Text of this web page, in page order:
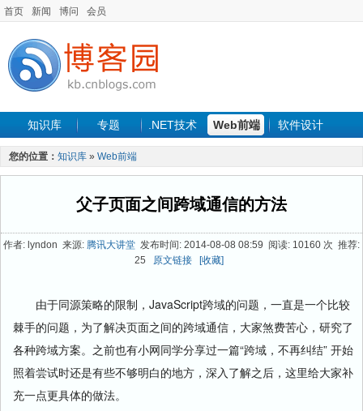
首页 新闻 博问 会员
知识库 专题 .NET技术 Web前端 软件设计
手机开发 软件工程
最新文章
您的位置： 知识库 » Web前端
父子页面之间跨域通信的方法
作者: lyndon 来源: 腾讯大讲堂 发布时间: 2014-08-08 08:59 阅读: 10160 次 推荐:
25 原文链接 [收藏]
由于同源策略的限制，JavaScript跨域的问题，一直是一个比较
棘手的问题，为了解决页面之间的跨域通信，大家煞费苦心，研究了
各种跨域方案。之前也有小网同学分享过一篇“跨域，不再纠结” 开始
照着尝试时还是有些不够明白的地方，深入了解之后，这里给大家补
充一点更具体的做法。